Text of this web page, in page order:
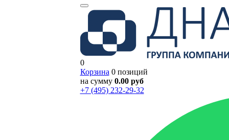
0
Корзина 0 позиций
на сумму 0.00 руб
+7 (495) 232-29-32